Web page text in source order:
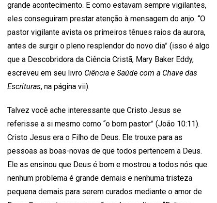
grande acontecimento. E como estavam sempre vigilantes,
eles conseguiram prestar atenção à mensagem do anjo. “O
pastor vigilante avista os primeiros tênues raios da aurora,
antes de surgir o pleno resplendor do novo dia” (isso é algo
que a Descobridora da Ciência Cristã, Mary Baker Eddy,
escreveu em seu livro Ciência e Saúde com a Chave das
Escrituras, na página vii).
Talvez você ache interessante que Cristo Jesus se
referisse a si mesmo como “o bom pastor” (João 10:11).
Cristo Jesus era o Filho de Deus. Ele trouxe para as
pessoas as boas-novas de que todos pertencem a Deus.
Ele as ensinou que Deus é bom e mostrou a todos nós que
nenhum problema é grande demais e nenhuma tristeza
pequena demais para serem curados mediante o amor de